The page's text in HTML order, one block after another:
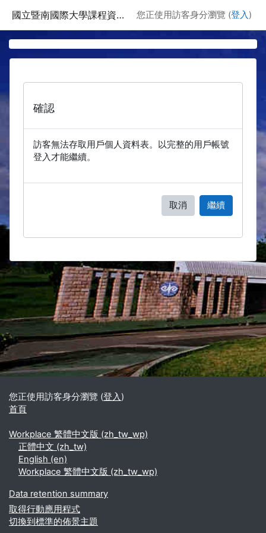
國立暨南國際大學課程資訊網 您正使用訪客身分瀏覽 (登入 )
確認
訪客無法存取用戶個人資料表。以完整的用戶帳號
登入才能繼續。
取消 繼續
區塊
補充內容區塊
您正使用訪客身分瀏覽 (登入)
首頁
Workplace 繁體中文版 ‎(zh_tw_wp)‎
正體中文 ‎(zh_tw)‎
English ‎(en)‎
Workplace 繁體中文版 ‎(zh_tw_wp)‎
Data retention summary
取得行動應用程式
切換到標準的佈景主題